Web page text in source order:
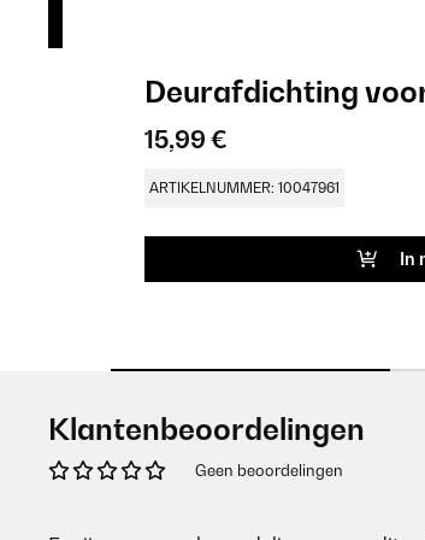
Deurafdichting
15,99 €
ARTIKELNUMMER: 10047961
In
Klantenbeoordelingen
Geen beoordelingen